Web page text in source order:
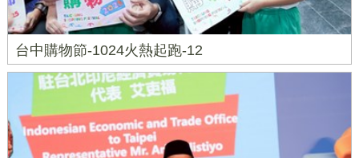
台中購物節-1024火熱起跑-12